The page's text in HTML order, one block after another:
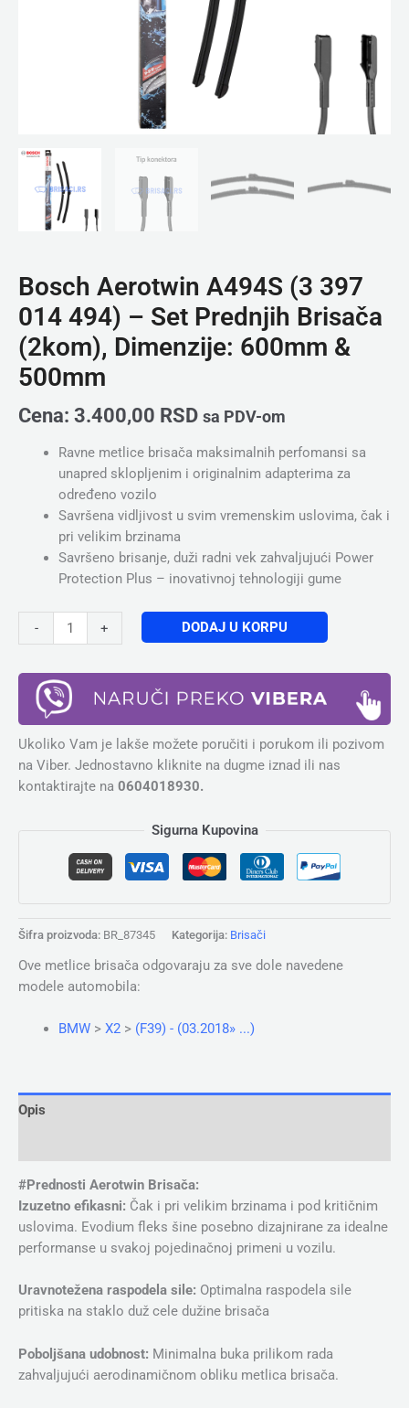
Bosch Aerotwin A494S (3 397
014 494) – Set Prednjih Brisača
(2kom), Dimenzije: 600mm &
500mm
Cena: 3.400,00 RSD sa PDV-om
Ravne metlice brisača maksimalnih perfomansi sa
unapred sklopljenim i originalnim adapterima za
određeno vozilo
Savršena vidljivost u svim vremenskim uslovima, čak i
pri velikim brzinama
Savršeno brisanje, duži radni vek zahvaljujući Power
Protection Plus – inovativnoj tehnologiji gume
- + DODAJ U KORPU
Ukoliko Vam je lakše možete poručiti i porukom ili pozivom
na Viber. Jednostavno kliknite na dugme iznad ili nas
kontaktirajte na 0604018930.
Sigurna Kupovina
Šifra proizvoda: BR_87345 Kategorija: Brisači
Ove metlice brisača odgovaraju za sve dole navedene
modele automobila:
BMW> X2> (F39) - (03.2018» ...)
Opis
#Prednosti Aerotwin Brisača:
Izuzetno efikasni: Čak i pri velikim brzinama i pod kritičnim
uslovima. Evodium fleks šine posebno dizajnirane za idealne
performanse u svakoj pojedinačnoj primeni u vozilu.
Uravnotežena raspodela sile: Optimalna raspodela sile
pritiska na staklo duž cele dužine brisača
Poboljšana udobnost: Minimalna buka prilikom rada
zahvaljujući aerodinamičnom obliku metlica brisača.